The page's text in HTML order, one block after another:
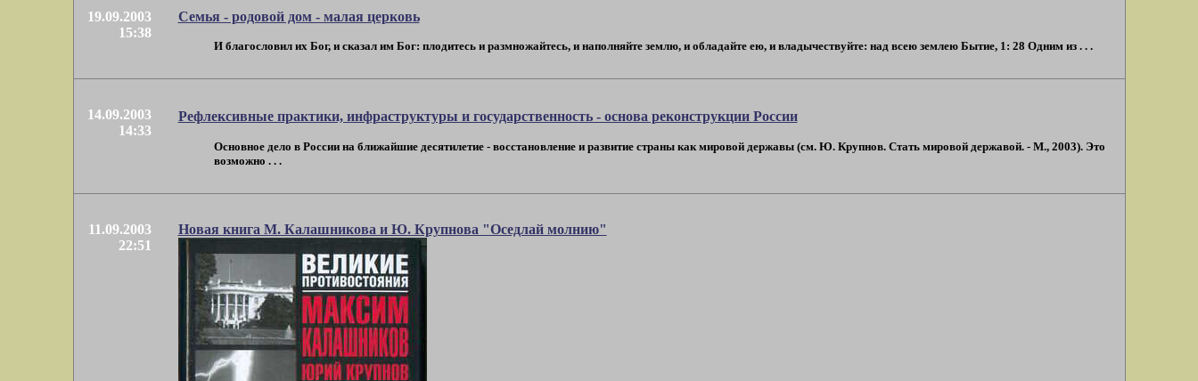
19.09.2003
15:38
Семья - родовой дом - малая церковь
И благословил их Бог, и сказал им Бог: плодитесь и размножайтесь, и наполняйте землю, и обладайте ею, и владычествуйте: над всею землею Бытие, 1: 28 Одним из . . .
14.09.2003
14:33
Рефлексивные практики, инфраструктуры и государственность - основа реконструкции России
Основное дело в России на ближайшие десятилетие - восстановление и развитие страны как мировой державы (см. Ю. Крупнов. Стать мировой державой. - М., 2003). Это
возможно . . .
11.09.2003
22:51
Новая книга М. Калашникова и Ю. Крупнова "Оседлай молнию"